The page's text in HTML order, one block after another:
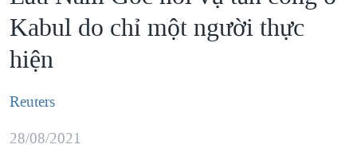
Tới
nội
chính
điều
VIỆT NAM
HOA KỲ
BIỂN ĐÔNG
THẾ GIỚI
DIỄN ĐÀN
Kabul do chỉ một người thực
hiện
Reuters
28/08/2021